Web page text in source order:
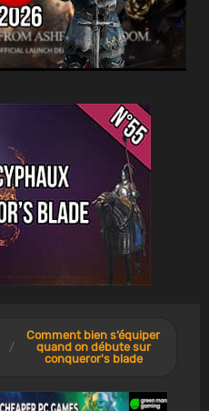
/
Comment bien s’équiper
quand on débute sur
conqueror's blade